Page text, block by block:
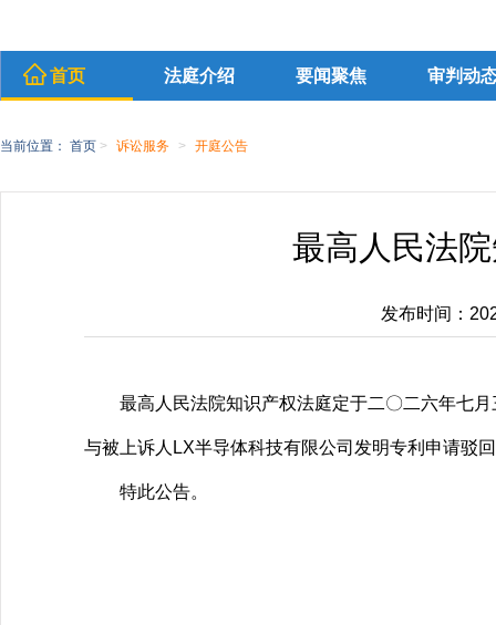
首页 法庭介绍 要闻聚焦 审判动
当前位置： 首页 > 诉讼服务 > 开庭公告
最高人民法
发布时间：
最高人民法院知识产权法庭定于二〇二六年七
与被上诉人LX半导体科技有限公司发明专利申请驳
特此公告。